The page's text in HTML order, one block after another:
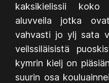
kaksikielissii
aluvveila jotka ovat
vahvasti jo ylj sata
veilssiläisistä
kymrin kielj on
suurin osa